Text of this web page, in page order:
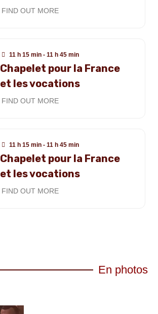
FIND OUT MORE
11 h 15 min - 11 h 45 min
Chapelet pour la France
et les vocations
FIND OUT MORE
11 h 15 min - 11 h 45 min
Chapelet pour la France
et les vocations
FIND OUT MORE
En photos